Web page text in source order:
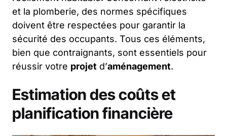
et la plomberie, des normes spécifiques
doivent être respectées pour garantir la
sécurité des occupants. Tous ces éléments,
bien que contraignants, sont essentiels pour
réussir votre projet d’aménagement.
Estimation des coûts et
planification financière